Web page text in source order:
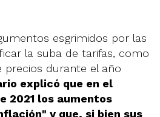
esgrimidos por las
la suba de tarifas, como
precios durante el año
explicó que en el
2021 los aumentos
y que, si bien sus